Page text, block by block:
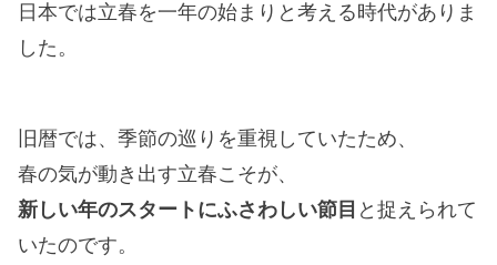
日本では立春を一年の始まりと考える時代がありま
した。
旧暦では、季節の巡りを重視していたため、
春の気が動き出す立春こそが、
新しい年のスタートにふさわしい節目 と捉えられて
いたのです。